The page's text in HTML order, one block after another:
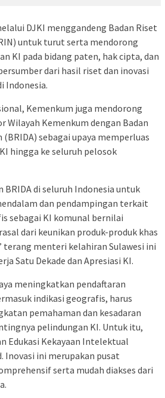
DJKI menggandeng Badan Riset
untuk turut serta mendorong
KI pada bidang paten, hak cipta, dan
dari hasil riset dan inovasi
Indonesia.
Kemenkum juga mendorong
Wilayah Kemenkum dengan Badan
(BRIDA) sebagai upaya memperluas
hingga ke seluruh pelosok
BRIDA di seluruh Indonesia untuk
dan pendampingan terkait
sebagai KI komunal bernilai
dari keunikan produk-produk khas
terang menteri kelahiran Sulawesi ini
Satu Dekade dan Apresiasi KI.
meningkatkan pendaftaran
indikasi geografis, harus
pemahaman dan kesadaran
pelindungan KI. Untuk itu,
Edukasi Kekayaan Intelektual
Inovasi ini merupakan pusat
serta mudah diakses dari